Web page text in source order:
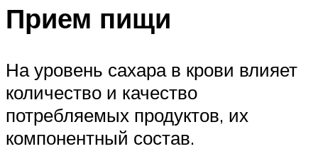
Прием пищи
На уровень сахара в крови влияет
количество и качество
потребляемых продуктов, их
компонентный состав.